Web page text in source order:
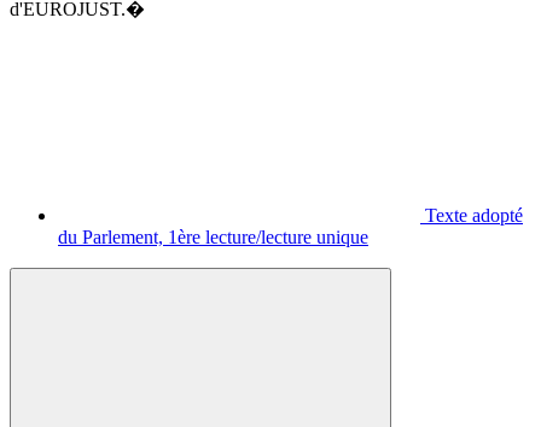
d'EUROJUST.�
Texte adopté
du Parlement, 1ère lecture/lecture unique